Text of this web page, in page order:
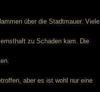
über die Stadtmauer. Viele
zu Schaden kam. Die
aber es ist wohl nur eine